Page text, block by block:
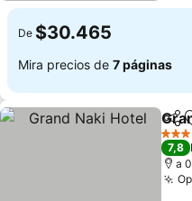
De $30.465
Mira precios de 7 páginas
3
7,8
a